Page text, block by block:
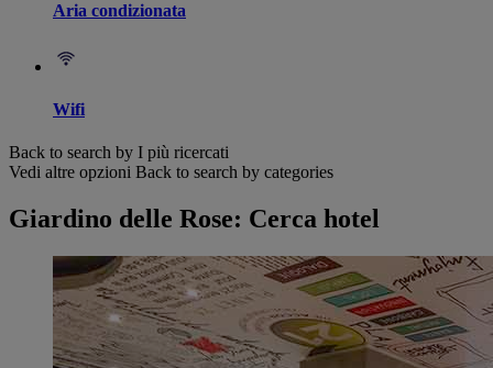
Aria condizionata
Wifi
Back to search by I più ricercati
Vedi altre opzioni Back to search by categories
Giardino delle Rose: Cerca hotel